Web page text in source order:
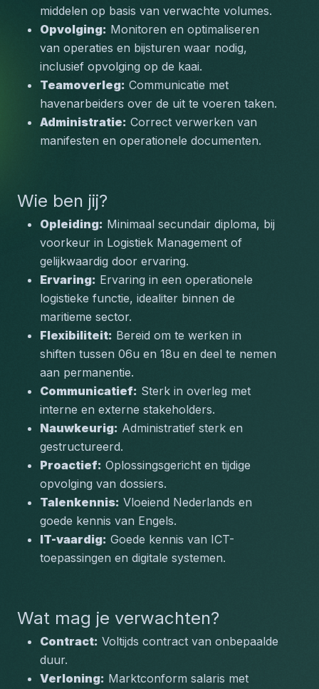
middelen op basis van verwachte volumes.
Opvolging: Monitoren en optimaliseren
van operaties en bijsturen waar nodig,
inclusief opvolging op de kaai.
Teamoverleg: Communicatie met
havenarbeiders over de uit te voeren taken.
Administratie: Correct verwerken van
manifesten en operationele documenten.
Wie ben jij?
Opleiding: Minimaal secundair diploma, bij
voorkeur in Logistiek Management of
gelijkwaardig door ervaring.
Ervaring: Ervaring in een operationele
logistieke functie, idealiter binnen de
maritieme sector.
Flexibiliteit: Bereid om te werken in
shiften tussen 06u en 18u en deel te nemen
aan permanentie.
Communicatief: Sterk in overleg met
interne en externe stakeholders.
Nauwkeurig: Administratief sterk en
gestructureerd.
Proactief: Oplossingsgericht en tijdige
opvolging van dossiers.
Talenkennis: Vloeiend Nederlands en
goede kennis van Engels.
IT-vaardig: Goede kennis van ICT-
toepassingen en digitale systemen.
Wat mag je verwachten?
Contract: Voltijds contract van onbepaalde
duur.
Verloning: Marktconform salaris met